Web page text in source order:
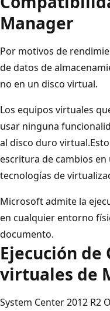
Manager
Por motivos de
de datos de
no en un disco virtual.
Los equipos virtuales
usar ninguna
al disco duro
escritura de cambios
tecnologías de
Microsoft admite la
en cualquier entorno
documento.
Ejecución
virtuales de
System Center 2012